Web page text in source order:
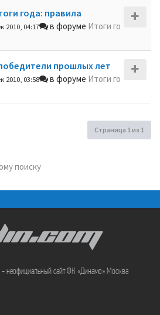
года: правила
2010, 04:17 в форуме Итоги го
прошлых лет
2010, 03:58 в форуме Итоги го
Страница 1из 1
поиску
- неофициальный сайт ФК «Динамо» Москва